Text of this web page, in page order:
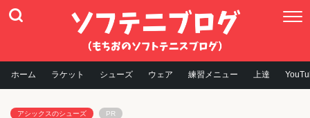
ホーム ラケット シューズ ウェア 練習メニュー 上達
アシックスのシューズ PR